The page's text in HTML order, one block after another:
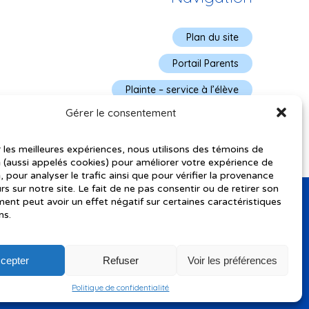
Gérer le consentement
meilleures expériences, nous utilisons des témoins de
appelés cookies) pour améliorer votre expérience de
pour analyser le trafic ainsi que pour vérifier la provenance
sur notre site. Le fait de ne pas consentir ou de retirer son
peut avoir un effet négatif sur certaines caractéristiques
Refuser Voir les préférences
Politique de confidentialité
Plan du site
Portail Parents
Plainte – service à l’élève
Politique de confidentialité
pourraient avoir été utilisés pour soutenir la rédaction de